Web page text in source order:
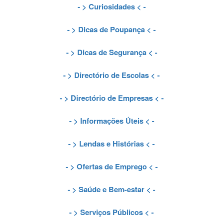
- > Curiosidades< -
- > Dicas de Poupança < -
- > Dicas de Segurança< -
- > Directório de Escolas < -
- > Directório de Empresas< -
- > Informações Úteis< -
- > Lendas e Histórias < -
- > Ofertas de Emprego< -
- > Saúde e Bem-estar < -
- > Serviços Públicos < -